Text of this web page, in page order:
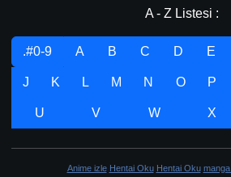
A - Z Listesi :
.#0-9 A B C D E
J K L M N O P
U V W X
Anime izle Hentai Oku Hentai Oku